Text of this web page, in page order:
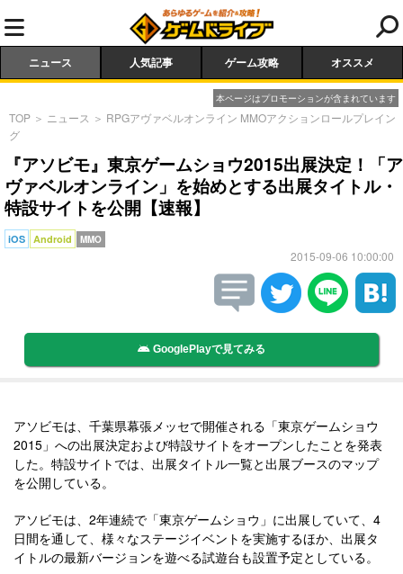
ニュース 人気記事 ゲーム攻略 オススメ
本ページはプロモーションが含まれています
TOP ＞ ニュース ＞ RPGアヴァベルオンライン MMOアクションロールプレイン
グ
『アソビモ』東京ゲームショウ2015出展決定！「ア
ヴァベルオンライン」を始めとする出展タイトル・
特設サイトを公開【速報】
iOS Android MMO
2015-09-06 10:00:00
GooglePlayで見てみる
アソビモは、千葉県幕張メッセで開催される「東京ゲームショウ
2015」への出展決定および特設サイトをオープンしたことを発表
した。特設サイトでは、出展タイトル一覧と出展ブースのマップ
を公開している。
アソビモは、2年連続で「東京ゲームショウ」に出展していて、4
日間を通して、様々なステージイベントを実施するほか、出展タ
イトルの最新バージョンを遊べる試遊台も設置予定としている。